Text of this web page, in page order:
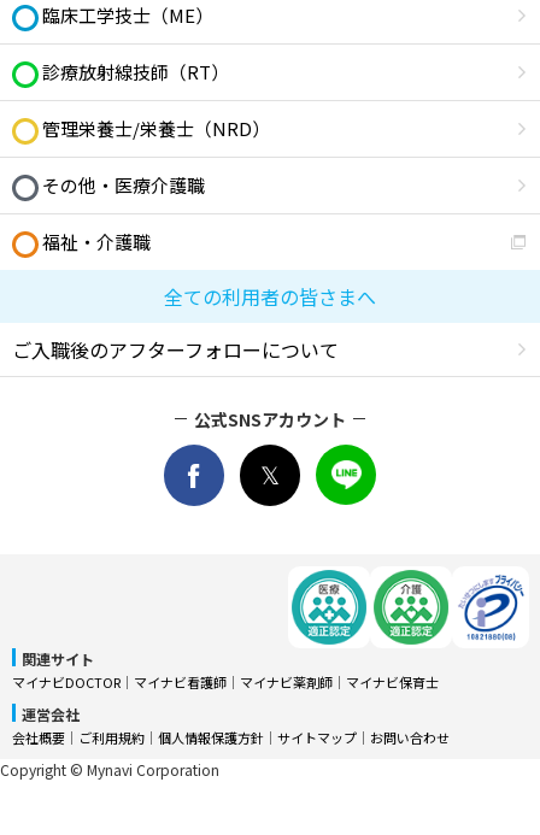
臨床工学技士（ME）
診療放射線技師（RT）
管理栄養士/栄養士（NRD）
その他・医療介護職
福祉・介護職
全ての利用者の皆さまへ
ご入職後のアフターフォローについて
公式SNSアカウント
関連サイト
マイナビDOCTOR │ マイナビ看護師 │ マイナビ薬剤師 │ マイナビ保育士
運営会社
会社概要 │ ご利用規約 │ 個人情報保護方針 │ サイトマップ │ お問い合わせ
Copyright © Mynavi Corporation